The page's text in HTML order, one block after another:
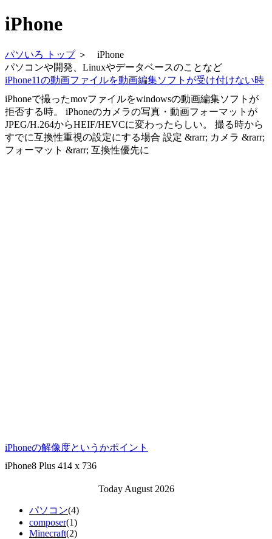
iPhone
パソいろ トップ＞ iPhone
パソコンや開発、Linuxやデータベースのことなど
iPhone11の動画ファイルを動画編集ソフトが受け付けない時
iPhoneで撮ったmovファイルをwindowsの動画編集ソフトが
拒否する時。 iPhoneのカメラの写真・動画フォーマットが
JPEG/H.264からHEIF/HEVCに変わったらしい。 撮る時から
すでに互換性重視の設定にする場合 設定 &rarr; カメラ &rarr;
フォーマット &rarr; 互換性優先に
iPhoneの解像度というかポイント
iPhone8 Plus 414 x 736
Today August 2026
パソコン(4)
composer(1)
Minecraft(2)